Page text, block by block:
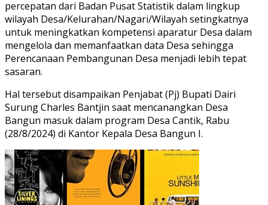
percepatan dari Badan Pusat Statistik dalam lingkup
wilayah Desa/Kelurahan/Nagari/Wilayah setingkatnya
untuk meningkatkan kompetensi aparatur Desa dalam
mengelola dan memanfaatkan data Desa sehingga
Perencanaan Pembangunan Desa menjadi lebih tepat
sasaran.
Hal tersebut disampaikan Penjabat (Pj) Bupati Dairi
Surung Charles Bantjin saat mencanangkan Desa
Bangun masuk dalam program Desa Cantik, Rabu
(28/8/2024) di Kantor Kepala Desa Bangun I.